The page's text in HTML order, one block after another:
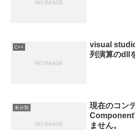
C++
visual
列演算のdll
未分類
現在のコン
ません。